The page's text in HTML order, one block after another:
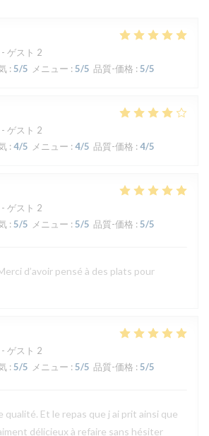
ゲスト 2
: 5/5 メニュー : 5/5 品質-価格 : 5/5
ゲスト 2
: 4/5 メニュー : 4/5 品質-価格 : 4/5
ゲスト 2
: 5/5 メニュー : 5/5 品質-価格 : 5/5
d’avoir pensé à des plats pour
ゲスト 2
: 5/5 メニュー : 5/5 品質-価格 : 5/5
qualité. Et le repas que j ai prit ainsi que
délicieux à refaire sans hésiter